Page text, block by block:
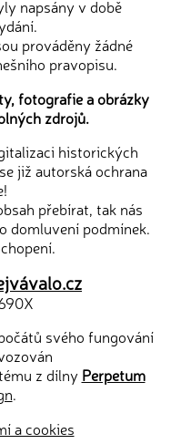
napsány v době
prováděny žádné
pravopisu.
fotografie a obrázky
zdrojů.
historických
již autorská ochrana
přebírat, tak nás
domluvení podmínek.
svého fungování
z dílny Perpetum
.
a cookies